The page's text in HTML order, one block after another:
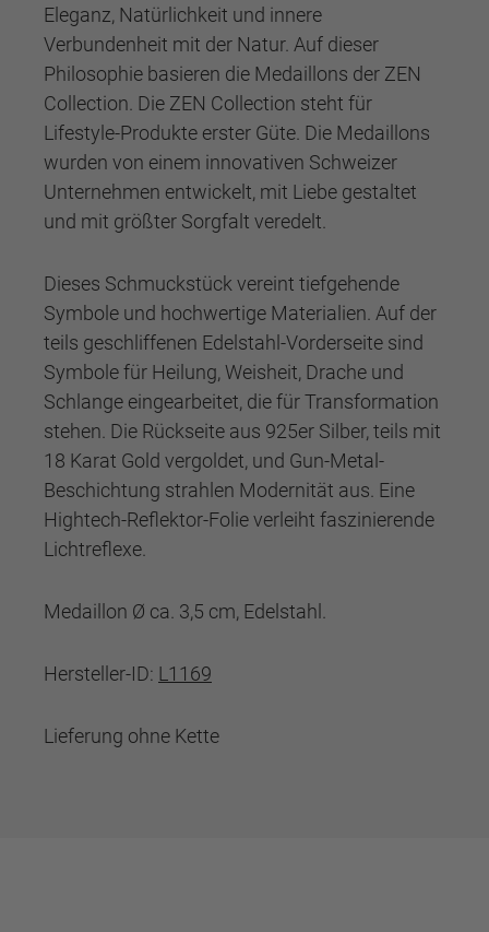
Eleganz, Natürlichkeit und innere
Verbundenheit mit der Natur. Auf dieser
Philosophie basieren die Medaillons der ZEN
Collection. Die ZEN Collection steht für
Lifestyle-Produkte erster Güte. Die Medaillons
wurden von einem innovativen Schweizer
Unternehmen entwickelt, mit Liebe gestaltet
und mit größter Sorgfalt veredelt.
Dieses Schmuckstück vereint tiefgehende
Symbole und hochwertige Materialien. Auf der
teils geschliffenen Edelstahl-Vorderseite sind
Symbole für Heilung, Weisheit, Drache und
Schlange eingearbeitet, die für Transformation
stehen. Die Rückseite aus 925er Silber, teils mit
18 Karat Gold vergoldet, und Gun-Metal-
Beschichtung strahlen Modernität aus. Eine
Hightech-Reflektor-Folie verleiht faszinierende
Lichtreflexe.
Medaillon Ø ca. 3,5 cm, Edelstahl.
Hersteller-ID: L1169
Lieferung ohne Kette